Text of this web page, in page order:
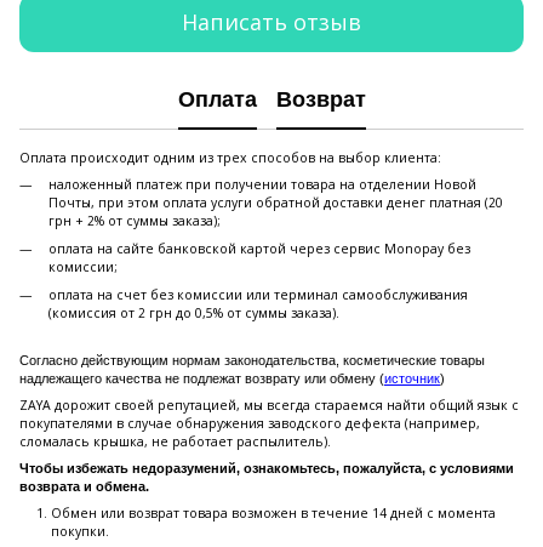
Написать отзыв
Оплата Возврат
Оплата происходит одним из трех способов на выбор клиента:
наложенный платеж при получении товара на отделении Новой
Почты, при этом оплата услуги обратной доставки денег платная (20
грн + 2% от суммы заказа);
оплата на сайте банковской картой через сервис Monopay без
комиссии;
оплата на счет без комиссии или терминал самообслуживания
(комиссия от 2 грн до 0,5% от суммы заказа).
Согласно действующим нормам законодательства, косметические товары
надлежащего качества не подлежат возврату или обмену (источник)
ZAYA дорожит своей репутацией, мы всегда стараемся найти общий язык с
покупателями в случае обнаружения заводского дефекта (например,
сломалась крышка, не работает распылитель).
Чтобы избежать недоразумений, ознакомьтесь, пожалуйста, с условиями
возврата и обмена.
Обмен или возврат товара возможен в течение 14 дней с момента
покупки.